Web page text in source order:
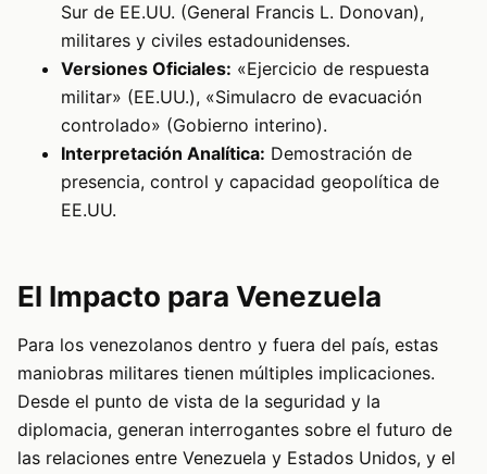
Sur de EE.UU. (General Francis L. Donovan),
militares y civiles estadounidenses.
Versiones Oficiales: «Ejercicio de respuesta
militar» (EE.UU.), «Simulacro de evacuación
controlado» (Gobierno interino).
Interpretación Analítica: Demostración de
presencia, control y capacidad geopolítica de
EE.UU.
El Impacto para Venezuela
Para los venezolanos dentro y fuera del país, estas
maniobras militares tienen múltiples implicaciones.
Desde el punto de vista de la seguridad y la
diplomacia, generan interrogantes sobre el futuro de
las relaciones entre Venezuela y Estados Unidos, y el